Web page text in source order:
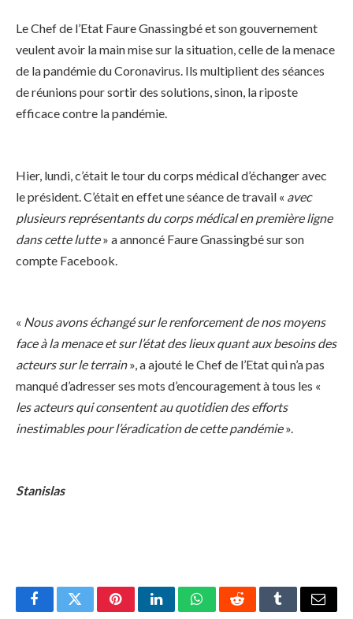
Le Chef de l’Etat Faure Gnassingbé et son gouvernement
veulent avoir la main mise sur la situation, celle de la menace
de la pandémie du Coronavirus. Ils multiplient des séances
de réunions pour sortir des solutions, sinon, la riposte
efficace contre la pandémie.
Hier, lundi, c’était le tour du corps médical d’échanger avec
le président. C’était en effet une séance de travail « avec
plusieurs représentants du corps médical en première ligne
dans cette lutte» a annoncé Faure Gnassingbé sur son
compte Facebook.
« Nous avons échangé sur le renforcement de nos moyens
face à la menace et sur l’état des lieux quant aux besoins des
acteurs sur le terrain», a ajouté le Chef de l’Etat qui n’a pas
manqué d’adresser ses mots d’encouragement à tous les «
les acteurs qui consentent au quotidien des efforts
inestimables pour l’éradication de cette pandémie».
Stanislas
FacebookTwitterPinterestLinkedInWhatsAppRedditTumblrEmail